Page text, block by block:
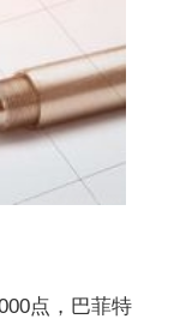
点，巴菲特